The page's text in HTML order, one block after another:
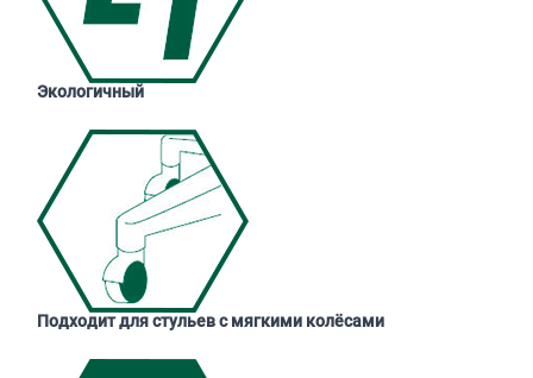
Экологичный
Подходит для стульев с мягкими колёсами